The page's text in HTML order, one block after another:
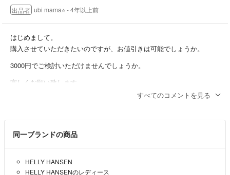
出品者 ubi mama⭐︎- 4年以上前
はじめまして。
購入させていただきたいのですが、お値引きは可能でしょうか。
3000円でご検討いただけませんでしょうか。
宜しくお願い致します。
すべてのコメントを見る
同一ブランドの商品
HELLY HANSEN
HELLY HANSENのレディース